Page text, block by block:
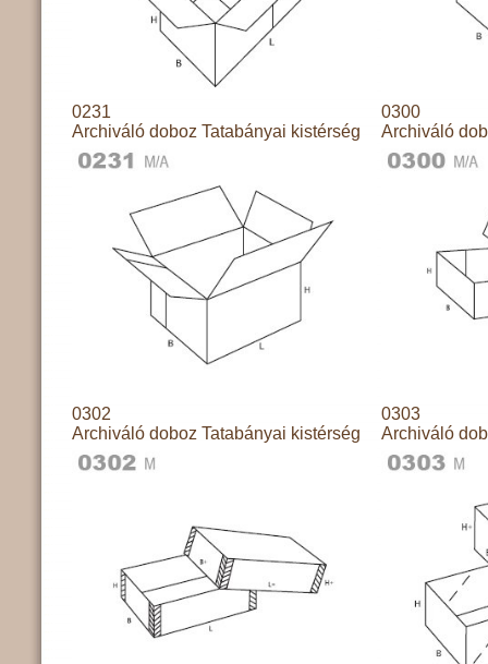
0231
Archiváló doboz Tatabányai kistérség
0300
Archiváló
0302
Archiváló doboz Tatabányai kistérség
0303
Archiváló